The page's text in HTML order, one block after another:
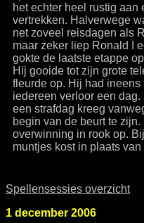
het echter heel rustig
vertrekken. Halverwege
net zoveel reisdagen als
maar zeker liep Ronald I
gokte de laatste etappe
Hij gooide tot zijn grote
fleurde op. Hij had
iedereen verloor een
een strafdag kreeg
begin van de beurt te
overwinning in rook op.
muntjes kost in plaats van
Spellensessies overzicht
1 december 2006